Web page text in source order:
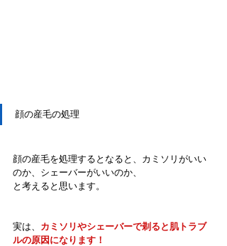
顔の産毛の処理
顔の産毛を処理するとなると、カミソリがいい
のか、シェーバーがいいのか、
と考えると思います。
実は、 カミソリやシェーバーで剃ると肌トラブ
ルの原因になります！